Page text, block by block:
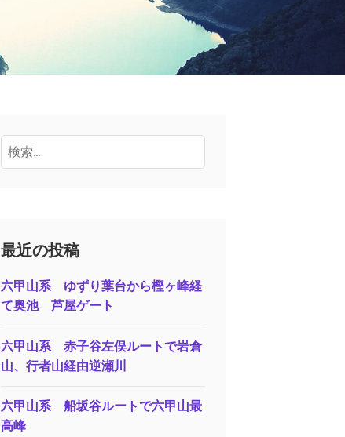
検
索:
最近の投稿
六甲山系 ゆずり葉台から樫ヶ峰経
て奥池 芦屋ゲート
六甲山系 赤子谷左俣ルートで岩倉
山、行者山経由逆瀬川
六甲山系 船坂谷ルートで六甲山最
高峰